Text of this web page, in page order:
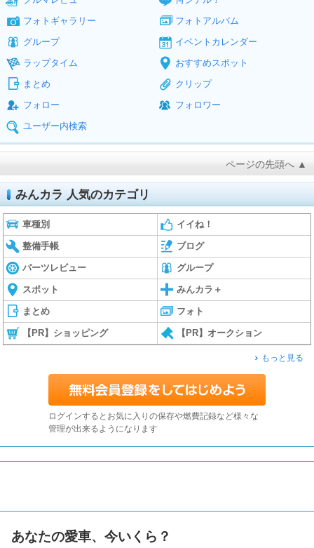
フォトギャラリー
フォトアルバム
グループ
イベントカレンダー
ラップタイム
おすすめスポット
まとめ
クリップ
フォロー
フォロワー
ユーザー内検索
ページの先頭へ ▲
みんカラ 人気のカテゴリ
車種別 イイね！
整備手帳 ブログ
パーツレビュー グループ
スポット みんカラ＋
まとめ フォト
【PR】ショッピング 【PR】オークション
もっと見る
ログインするとお気に入りの保存や燃費記録など様々な
管理が出来るようになります
あなたの愛車、今いくら？